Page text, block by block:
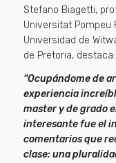
Stefano Biagetti,
Universitat Pompeu
Universidad de
de Pretoria, destaca:
“Ocupándome de
experiencia
master y de grado
interesante fue el
comentarios que
clase: una